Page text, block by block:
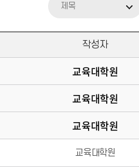
제목
작성자
교육대학원
교육대학원
교육대학원
교육대학원